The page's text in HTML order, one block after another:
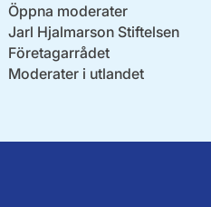
Öppna moderater
Jarl Hjalmarson Stiftelsen
Företagarrådet
Moderater i utlandet